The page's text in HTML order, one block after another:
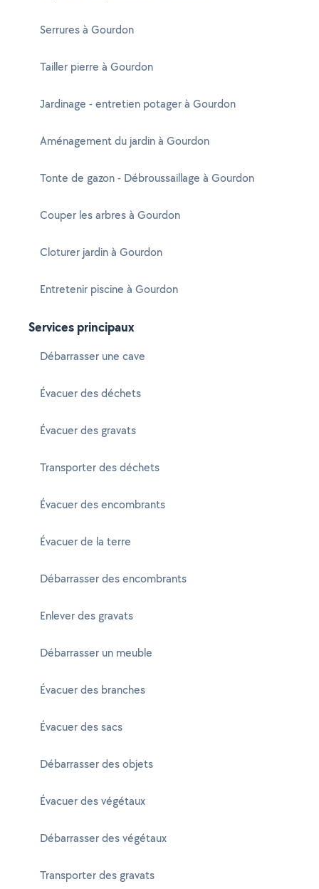
Serrures à Gourdon
Tailler pierre à Gourdon
Jardinage - entretien potager à Gourdon
Aménagement du jardin à Gourdon
Tonte de gazon - Débroussaillage à Gourdon
Couper les arbres à Gourdon
Cloturer jardin à Gourdon
Entretenir piscine à Gourdon
Services principaux
Débarrasser une cave
Évacuer des déchets
Évacuer des gravats
Transporter des déchets
Évacuer des encombrants
Évacuer de la terre
Débarrasser des encombrants
Enlever des gravats
Débarrasser un meuble
Évacuer des branches
Évacuer des sacs
Débarrasser des objets
Évacuer des végétaux
Débarrasser des végétaux
Transporter des gravats